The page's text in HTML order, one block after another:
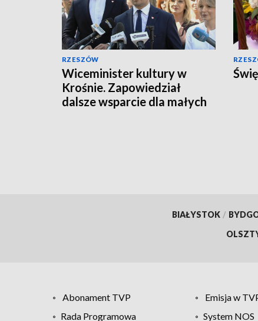
RZESZÓW
Wiceminister kultury w
Krośnie. Zapowiedział
dalsze wsparcie dla małych
BIAŁYSTOK /
Abonament TVP Emisja w
Rada Programowa
System NOS